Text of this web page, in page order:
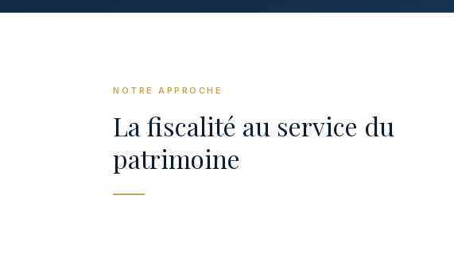
NOTRE APPROCHE
La fiscalité au service du
patrimoine